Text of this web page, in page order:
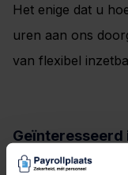
Het enige dat u
uren aan ons
van flexibel
Geïnteresseerd
Depayrollservice